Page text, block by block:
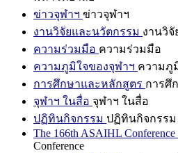
ข่าวจุฬาฯ ข่าวจุฬาฯ
งานวิจัยและนวัตกรรม งานวิ
ความร่วมมือ ความร่วมมือ
ความภูมิใจของจุฬาฯ ความภู
การศึกษาและหลักสูตร การศึ
จุฬาฯ ในสื่อ จุฬาฯ ในสื่อ
ปฏิทินกิจกรรม ปฏิทินกิจกรรม
The 166th ASAIHL Conference
Conference